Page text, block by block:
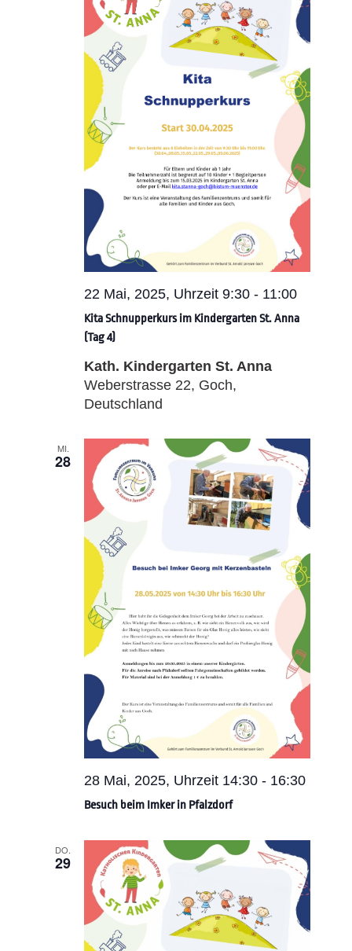
Kita Schnupperkurs im Kindergarten St. Anna
(Tag 4)
22 Mai, 2025, Uhrzeit 9:30 - 11:00
Kath. Kindergarten St. Anna
Weberstrasse 22, Goch,
Deutschland
MI.
28
Besuch beim Imker in Pfalzdorf
28 Mai, 2025, Uhrzeit 14:30 - 16:30
DO.
29